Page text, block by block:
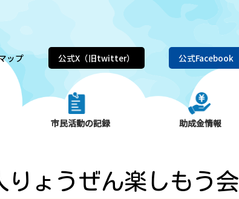
ップ 公式X（旧twitter） 公式Facebook
市民活動の記録 助成金情報
ょうぜん楽しもう会